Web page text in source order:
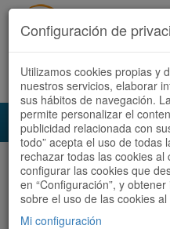
Acceder Registrate
Audioruta Todas las rutas
Todas las rutas
Configuración de
Utilizamos cookies propias y
nuestros servicios, elaborar
sus hábitos de navegación.
permite personalizar el
publicidad relacionada con
todo” acepta el uso de todas
rechazar todas las cookies al
configurar las cookies que
en “Configuración”, y
sobre el uso de las cookies
Mi configuración